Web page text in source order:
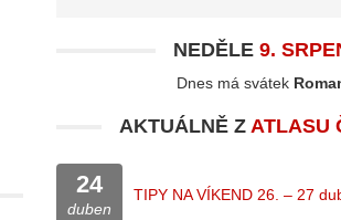
NEDĚLE9.
Dnes má svátek
AKTUÁLNĚ Z ATLASU
24
duben
TIPY NA VÍKEND 26. – 27